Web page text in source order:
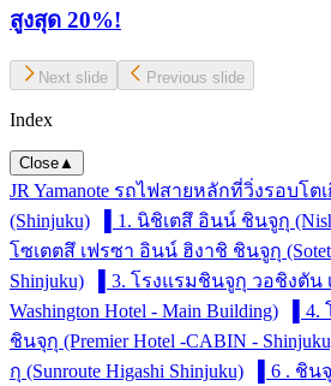
สูงสุด 20%!
Next slide Previous slide
Index
Close▲
JR Yamanote รถไฟสายหลักที่วิ่งรอบโต
(Shinjuku)
▌1. นิชิเตสึ อินน์ ชินจูกุ
โซเตตสึ เฟรซา อินน์ ฮิงาชิ ชินจูกุ
Shinjuku)
▌3. โรงแรมชินจูกุ วอชิงตัน
Washington Hotel - Main Building)
ชินจุกุ (Premier Hotel -CABIN -
กุ (Sunroute Higashi Shinjuku)
▌6 . ชิ